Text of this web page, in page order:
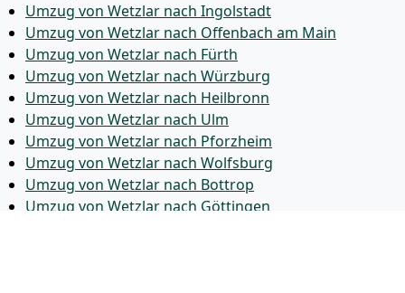
Umzug von Wetzlar nach Ingolstadt
Umzug von Wetzlar nach Offenbach am Main
Umzug von Wetzlar nach Fürth
Umzug von Wetzlar nach Würzburg
Umzug von Wetzlar nach Heilbronn
Umzug von Wetzlar nach Ulm
Umzug von Wetzlar nach Pforzheim
Umzug von Wetzlar nach Wolfsburg
Umzug von Wetzlar nach Bottrop
Umzug von Wetzlar nach Göttingen